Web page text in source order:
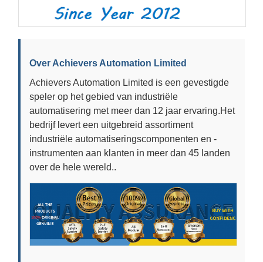
Over Achievers Automation Limited
Achievers Automation Limited is een gevestigde
speler op het gebied van industriële
automatisering met meer dan 12 jaar ervaring.Het
bedrijf levert een uitgebreid assortiment
industriële automatiseringscomponenten en -
instrumenten aan klanten in meer dan 45 landen
over de hele wereld..